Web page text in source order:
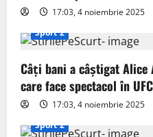
t
i
o
n
17:03, 4 noiembrie 2025
Sport 2
Câți bani a câștigat Alice
care face spectacol în
17:03, 4 noiembrie 2025
Sport 2